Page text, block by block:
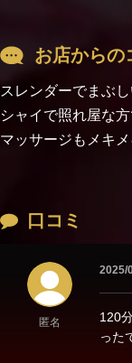
お店からの
スレンダーでまぶし
シャイで照れ屋な
マッサージもメキメ
口コミ
匿名
2025/
120
った